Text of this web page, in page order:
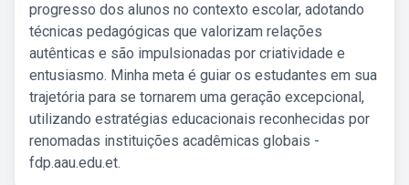
progresso dos alunos no contexto escolar, adotando
técnicas pedagógicas que valorizam relações
autênticas e são impulsionadas por criatividade e
entusiasmo. Minha meta é guiar os estudantes em sua
trajetória para se tornarem uma geração excepcional,
utilizando estratégias educacionais reconhecidas por
renomadas instituições acadêmicas globais -
fdp.aau.edu.et.